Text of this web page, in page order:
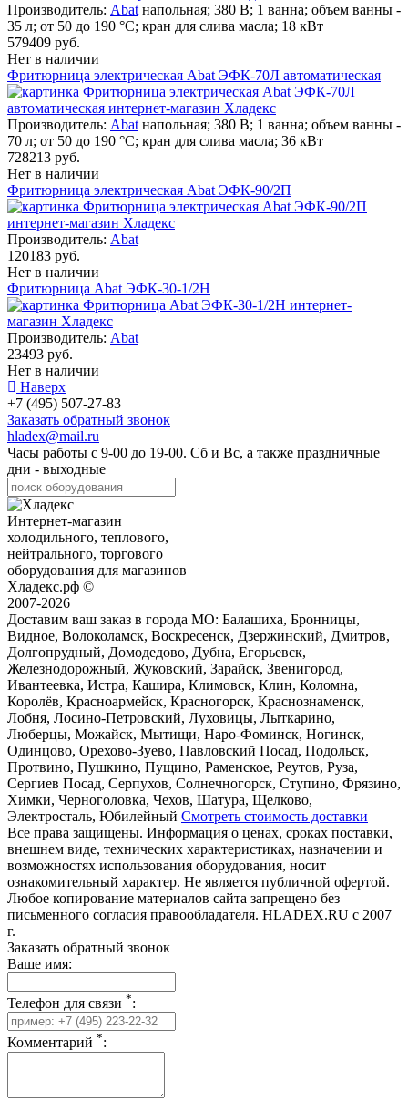
Производитель: Abat напольная; 380 В; 1 ванна; объем ванны -
35 л; от 50 до 190 °С; кран для слива масла; 18 кВт
579409 руб.
Нет в наличии
Фритюрница электрическая Abat ЭФК-70Л автоматическая
Производитель: Abat напольная; 380 В; 1 ванна; объем ванны -
70 л; от 50 до 190 °С; кран для слива масла; 36 кВт
728213 руб.
Нет в наличии
Фритюрница электрическая Abat ЭФК-90/2П
Производитель: Abat
120183 руб.
Нет в наличии
Фритюрница Abat ЭФК-30-1/2Н
Производитель: Abat
23493 руб.
Нет в наличии
Наверх
+7 (495) 507-27-83
Заказать обратный звонок
hladex@mail.ru
Часы работы с 9-00 до 19-00. Сб и Вс, а также праздничные
дни - выходные
Интернет-магазин
холодильного, теплового,
нейтрального, торгового
оборудования для магазинов
Хладекс.рф ©
2007-2026
Доставим ваш заказ в города МО: Балашиха, Бронницы,
Видное, Волоколамск, Воскресенск, Дзержинский, Дмитров,
Долгопрудный, Домодедово, Дубна, Егорьевск,
Железнодорожный, Жуковский, Зарайск, Звенигород,
Ивантеевка, Истра, Кашира, Климовск, Клин, Коломна,
Королёв, Красноармейск, Красногорск, Краснознаменск,
Лобня, Лосино-Петровский, Луховицы, Лыткарино,
Люберцы, Можайск, Мытищи, Наро-Фоминск, Ногинск,
Одинцово, Орехово-Зуево, Павловский Посад, Подольск,
Протвино, Пушкино, Пущино, Раменское, Реутов, Руза,
Сергиев Посад, Серпухов, Солнечногорск, Ступино, Фрязино,
Химки, Черноголовка, Чехов, Шатура, Щелково,
Электросталь, Юбилейный Смотреть стоимость доставки
Все права защищены. Информация о ценах, сроках поставки,
внешнем виде, технических характеристиках, назначении и
возможностях использования оборудования, носит
ознакомительный характер. Не является публичной офертой.
Любое копирование материалов сайта запрещено без
письменного согласия правообладателя. HLADEX.RU c 2007
г.
Заказать обратный звонок
Ваше имя:
Телефон для связи *:
Комментарий *: